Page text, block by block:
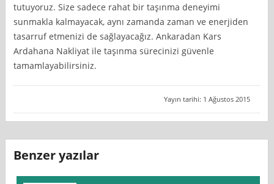
tutuyoruz. Size sadece rahat bir taşınma deneyimi
sunmakla kalmayacak, aynı zamanda zaman ve enerjiden
tasarruf etmenizi de sağlayacağız. Ankaradan Kars
Ardahana Nakliyat ile taşınma sürecinizi güvenle
tamamlayabilirsiniz.
Yayın tarihi: 1 Ağustos 2015
Benzer yazılar